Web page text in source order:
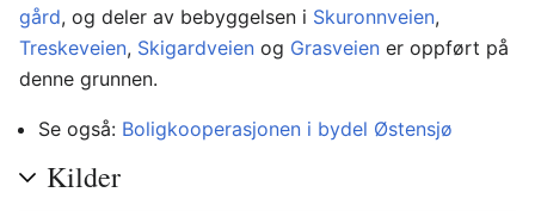
gård, og deler av bebyggelsen i Skuronnveien,
Treskeveien, Skigardveien og Grasveien er oppført på
denne grunnen.
Se også: Boligkooperasjonen i bydel Østensjø
Kilder